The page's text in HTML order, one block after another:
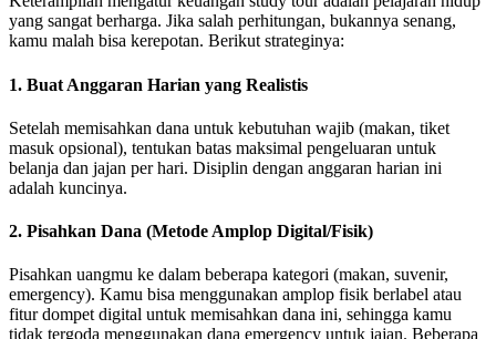
yang sangat berharga. Jika salah perhitungan, bukannya senang,
kamu malah bisa kerepotan. Berikut strateginya:
1. Buat Anggaran Harian yang Realistis
Setelah memisahkan dana untuk kebutuhan wajib (makan, tiket
masuk opsional), tentukan batas maksimal pengeluaran untuk
belanja dan jajan per hari. Disiplin dengan anggaran harian ini
adalah kuncinya.
2. Pisahkan Dana (Metode Amplop Digital/Fisik)
Pisahkan uangmu ke dalam beberapa kategori (makan, suvenir,
emergency). Kamu bisa menggunakan amplop fisik berlabel atau
fitur dompet digital untuk memisahkan dana ini, sehingga kamu
tidak tergoda menggunakan dana emergency untuk jajan. Beberapa